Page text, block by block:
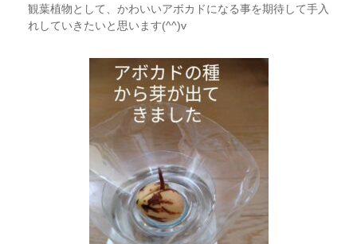
観葉植物として、かわいいアボカドになる事を期待して手入
れしていきたいと思います(^^)v